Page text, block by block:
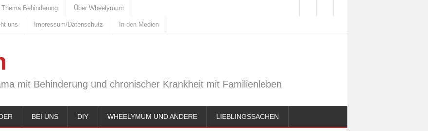
Behinderung Über Wheelymum
uns Impressum/Datenschutz In den Medien
mit Behinderung und chronischer Krankheit mit Familienleben
BEI UNS DIY WHEELYMUM UND ANDERE LIEBLINGSSACHEN